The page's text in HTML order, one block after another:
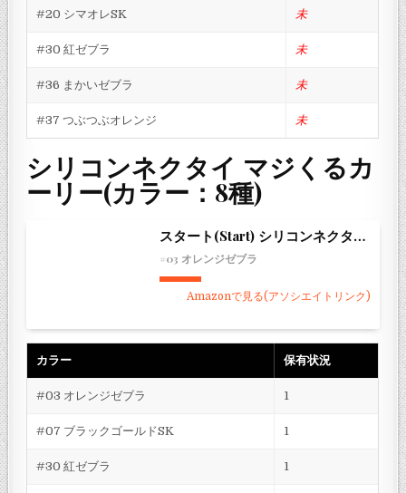
#20 シマオレSK 未
#30 紅ゼブラ 未
#36 まかいゼブラ 未
#37 つぶつぶオレンジ 未
シリコンネクタイ マジくるカ
ーリー(カラー：8種)
スタート(Start) シリコンネクタイ マジくるカーリー #3 オレンジゼブラ MKC-03
#03 オレンジゼブラ
Amazonで見る(アソシエイトリンク)
カラー 保有状況
#03 オレンジゼブラ 1
#07 ブラックゴールドSK 1
#30 紅ゼブラ 1